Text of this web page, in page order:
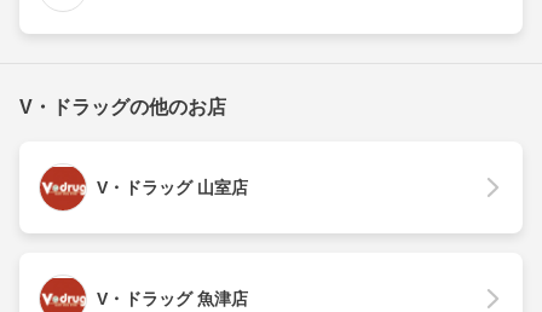
V・ドラッグの他のお店
V・ドラッグ 山室店
V・ドラッグ 魚津店